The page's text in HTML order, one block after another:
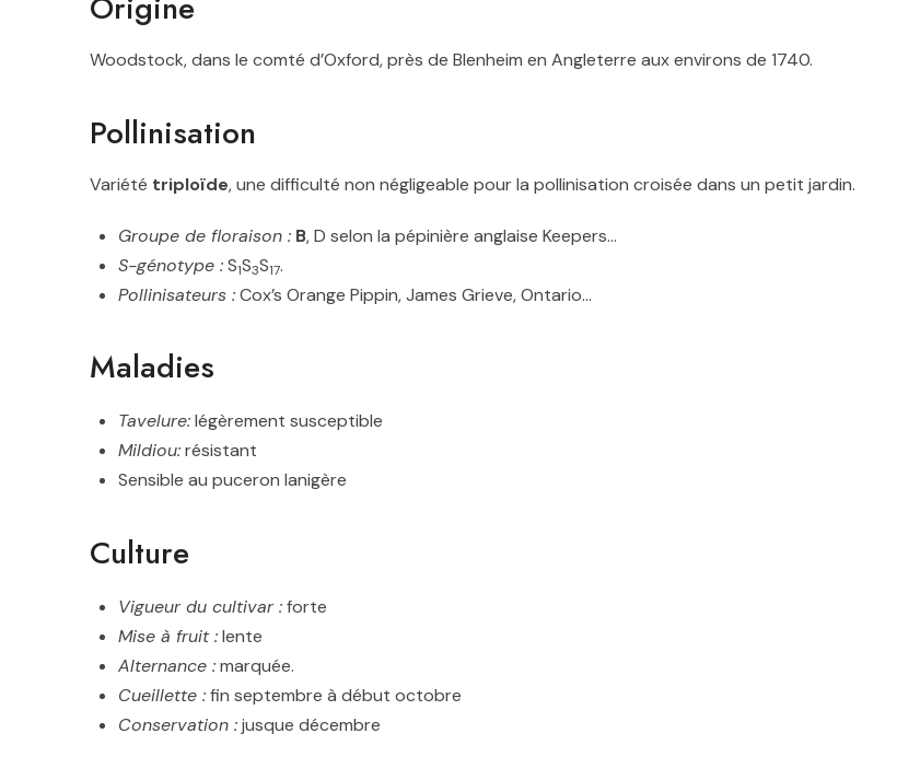
Woodstock, dans le comté d’Oxford, près de Blenheim en Angleterre aux environs de 1740.
Pollinisation
Variété triploïde, une difficulté non négligeable pour la pollinisation croisée dans un petit jardin.
Groupe de floraison : B, D selon la pépinière anglaise Keepers…
S-génotype :S1S3S17.
Pollinisateurs :Cox’s Orange Pippin, James Grieve, Ontario…
Maladies
Tavelure:légèrement susceptible
Mildiou:résistant
Sensible au puceron lanigère
Culture
Vigueur du cultivar :forte
Mise à fruit :lente
Alternance :marquée.
Cueillette :fin septembre à début octobre
Conservation :jusque décembre